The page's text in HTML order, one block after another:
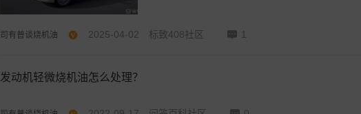
司有普谈烧机油 2025-04-02 标致408社区 1
发动机轻微烧机油怎么处理？